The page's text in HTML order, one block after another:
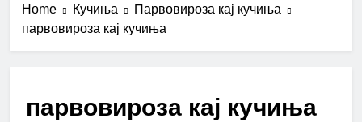
Home Кучиња
Парвовироза кај кучиња
парвовироза кај кучиња
парвовироза кај кучиња